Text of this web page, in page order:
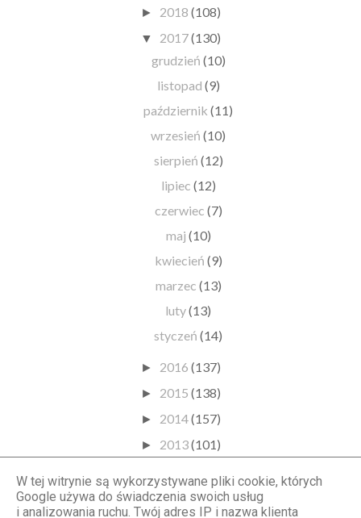
► 2018 (108)
▼ 2017(130)
grudzień (10)
listopad (9)
październik(11)
wrzesień(10)
sierpień (12)
lipiec (12)
czerwiec (7)
maj (10)
kwiecień (9)
marzec (13)
luty(13)
styczeń(14)
► 2016 (137)
► 2015 (138)
► 2014(157)
► 2013(101)
►2011(44)
W tej witrynie są wykorzystywane pliki cookie, których
Google używa do świadczenia swoich usług
i analizowania ruchu. Twój adres IP i nazwa klienta